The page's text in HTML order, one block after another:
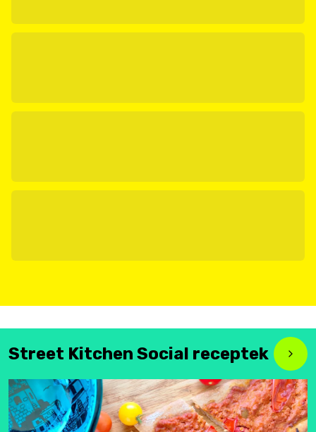
Street Kitchen Social receptek